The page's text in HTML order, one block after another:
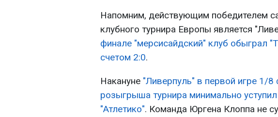
Напомним, действующим победителем
клубного турнира Европы является
финале "мерсисайдский" клуб обыграл
счетом 2:0.
Накануне "Ливерпуль" в первой игре 1/
розыгрыша турнира минимально
"Атлетико". Команда Юргена Клоппа не